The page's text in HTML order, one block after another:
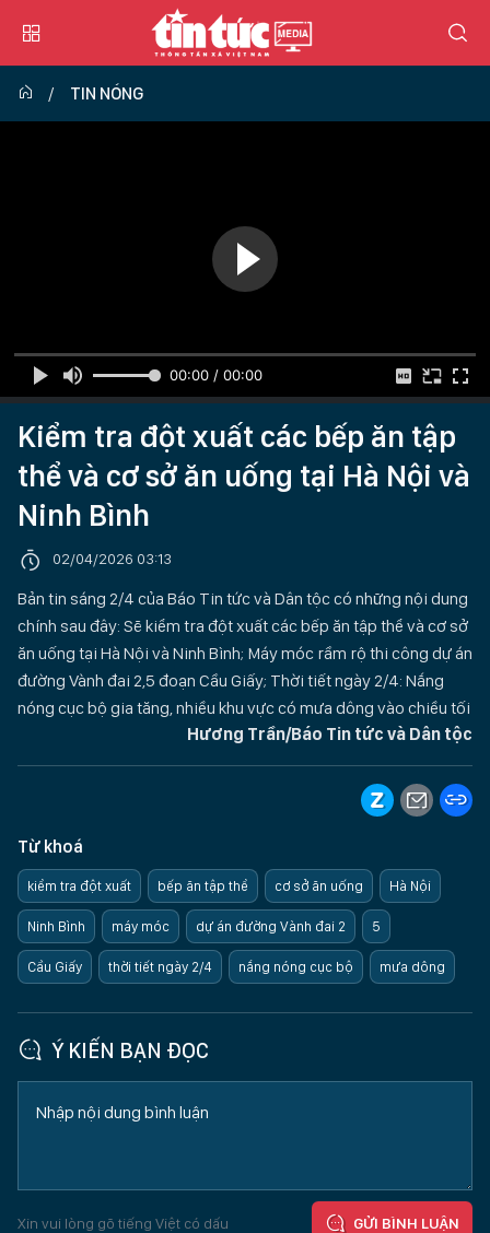
TIN NÓNG
00:00 / 00:00
Kiểm tra đột xuất các bếp ăn tập
thể và cơ sở ăn uống tại Hà Nội và
Ninh Bình
02/04/2026 03:13
Bản tin sáng 2/4 của Báo Tin tức và Dân tộc có những nội dung
chính sau đây: Sẽ kiểm tra đột xuất các bếp ăn tập thể và cơ sở
ăn uống tại Hà Nội và Ninh Bình; Máy móc rầm rộ thi công dự án
đường Vành đai 2,5 đoạn Cầu Giấy; Thời tiết ngày 2/4: Nắng
nóng cục bộ gia tăng, nhiều khu vực có mưa dông vào chiều tối
Hương Trần/Báo Tin tức và Dân tộc
Từ khoá
kiểm tra đột xuất bếp ăn tập thể cơ sở ăn uống Hà Nội
Ninh Bình máy móc dự án đường Vành đai 2 5
Cầu Giấy thời tiết ngày 2/4 nắng nóng cục bộ mưa dông
Ý KIẾN BẠN ĐỌC
Xin vui lòng gõ tiếng Việt có dấu GỬI BÌNH LUẬN